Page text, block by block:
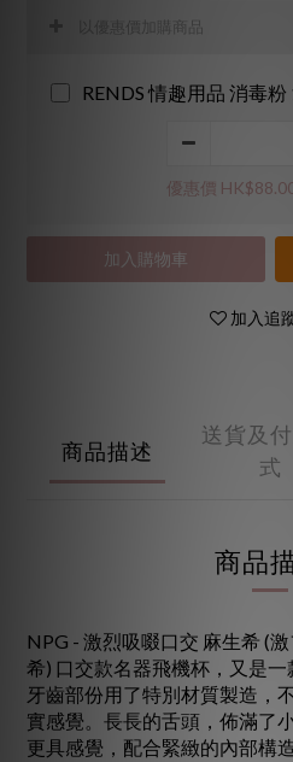
以優惠價加購商品
RENDS 情趣用品 消毒粉
優惠價
加入購物車
加入追
商品描述
送貨及
式
商品
NPG - 激烈吸啜口交 麻生希 (
希) 口交款名器飛機杯，又是一
牙齒部份用了特別材質製造，
實感覺。長長的舌頭，佈滿了
更具感覺，配合緊緻的內部構